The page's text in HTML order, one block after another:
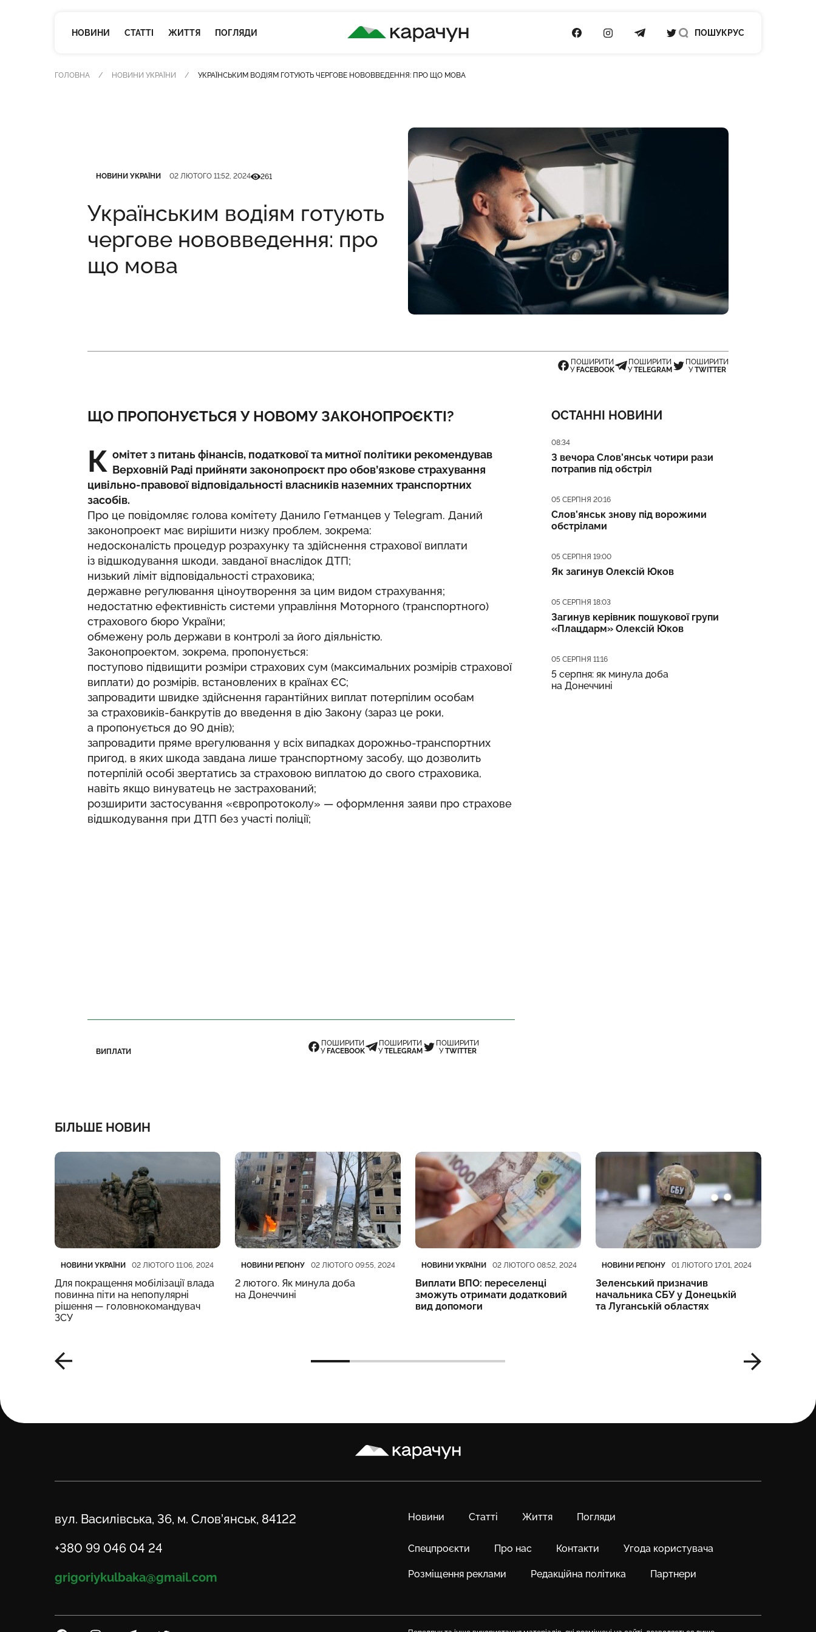
НОВИНИ СТАТТІ ЖИТТЯ ПОГЛЯДИ
КАРАЧУН
ПОСИЛАННЯ НА FACEBOOK
ПОСИЛАННЯ НА INSTAGRAM
ПОСИЛАННЯ НА TELEGRAM
ПОСИЛАННЯ НА TWITTER
ПОШУК РУС
ГОЛОВНА НОВИНИ УКРАЇНИ УКРАЇНСЬКИМ ВОДІЯМ ГОТУЮТЬ ЧЕРГОВЕ НОВОВВЕДЕННЯ: ПРО ЩО МОВА
НОВИНИ УКРАЇНИ 02 ЛЮТОГО 11:52, 2024Кількість переглядів
261
Українським водіям готують
чергове нововведення: про
що мова
ПОШИРИТИ
У FACEBOOK
ПОШИРИТИ
УTELEGRAM
ПОШИРИТИ
УTWITTER
ЩО ПРОПОНУЄТЬСЯ У НОВОМУ ЗАКОНОПРОЄКТІ?
К омітет з питань фінансів, податкової та митної політики рекомендував
Верховній Раді прийняти законопроєкт про обов’язкове страхування
цивільно-правової відповідальності власників наземних транспортних
засобів.
Про це повідомляє голова комітету Данило Гетманцев у Telegram. Даний
законопроект має вирішити низку проблем, зокрема:
недосконалість процедур розрахунку та здійснення страхової виплати
із відшкодування шкоди, завданої внаслідок ДТП;
низький ліміт відповідальності страховика;
державне регулювання ціноутворення за цим видом страхування;
недостатню ефективність системи управління Моторного (транспортного)
страхового бюро України;
обмежену роль держави в контролі за його діяльністю.
Законопроектом, зокрема, пропонується:
поступово підвищити розміри страхових сум (максимальних розмірів страхової
виплати) до розмірів, встановлених в країнах ЄС;
запровадити швидке здійснення гарантійних виплат потерпілим особам
за страховиків-банкрутів до введення в дію Закону (зараз це роки,
а пропонується до 90 днів);
запровадити пряме врегулювання у всіх випадках дорожньо-транспортних
пригод, в яких шкода завдана лише транспортному засобу, що дозволить
потерпілій особі звертатись за страховою виплатою до свого страховика,
навіть якщо винуватець не застрахований;
розширити застосування «європротоколу» — оформлення заяви про страхове
відшкодування при ДТП без участі поліції;
ВИПЛАТИ
ПОШИРИТИ
У FACEBOOK
ПОШИРИТИ
УTELEGRAM
ПОШИРИТИ
УTWITTER
ОСТАННІ НОВИНИ
Дата публікації
08:34
З вечора Слов’янськ чотири рази
потрапив під обстріл
Дата публікації
05 СЕРПНЯ 20:16
Слов’янськ знову під ворожими
обстрілами
Дата публікації
05 СЕРПНЯ 19:00
Як загинув Олексій Юков
Дата публікації
05 СЕРПНЯ 18:03
Загинув керівник пошукової групи
«Плацдарм» Олексій Юков
Дата публікації
05 СЕРПНЯ 11:16
5 серпня: як минула доба
на Донеччині
БІЛЬШЕ НОВИН
Категорія
НОВИНИ УКРАЇНИ
Дата публікації 02 ЛЮТОГО 11:06, 2024
Для покращення мобілізації влада
повинна піти на непопулярні
рішення — головнокомандувач
ЗСУ
Категорія
НОВИНИ РЕГІОНУ
Дата публікації 02 ЛЮТОГО 09:55, 2024
2 лютого. Як минула доба
на Донеччині
Категорія
НОВИНИ УКРАЇНИ
Дата публікації 02 ЛЮТОГО 08:52, 2024
Виплати ВПО: переселенці
зможуть отримати додатковий
вид допомоги
Категорія
НОВИНИ РЕГІОНУ
Дата публікації 01 ЛЮТОГО 17:01, 2024
Зеленський призначив
начальника СБУ у Донецькій
та Луганській областях
Карачун
Новини Статті Життя Погляди
Спецпроєкти Про нас Контакти Угода користувача
Розміщення реклами Редакційна політика Партнери
Адреса
вул. Василівська, 36, м. Слов’янськ, 84122
Телефон
+380 99 046 04 24
Email
grigoriykulbaka@gmail.com